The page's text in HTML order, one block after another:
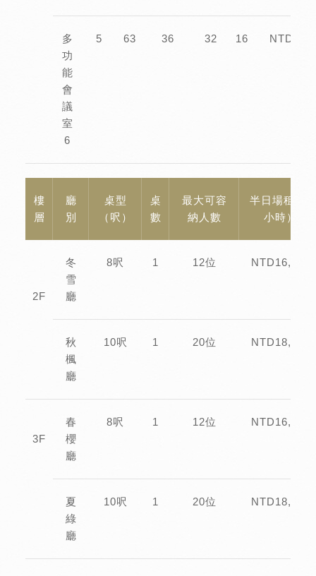
多
功
能
會
議
室
6
5 63 36 32 16
樓
層
廳
別
桌型
（呎）
桌
數
最大可容
納人數
半日場租（4
小時）
2F
冬
雪
廳
8呎 1 12位 NTD16,000
秋
楓
廳
10呎 1 20位 NTD18,000
3F
春
櫻
廳
8呎 1 12位 NTD16,000
夏
綠
廳
10呎 1 20位 NTD18,000